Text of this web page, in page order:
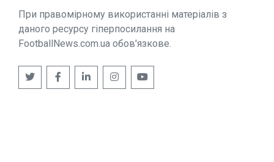
При правомірному використанні матеріалів з
даного ресурсу гіперпосилання на
FootballNews.com.ua обов'язкове.